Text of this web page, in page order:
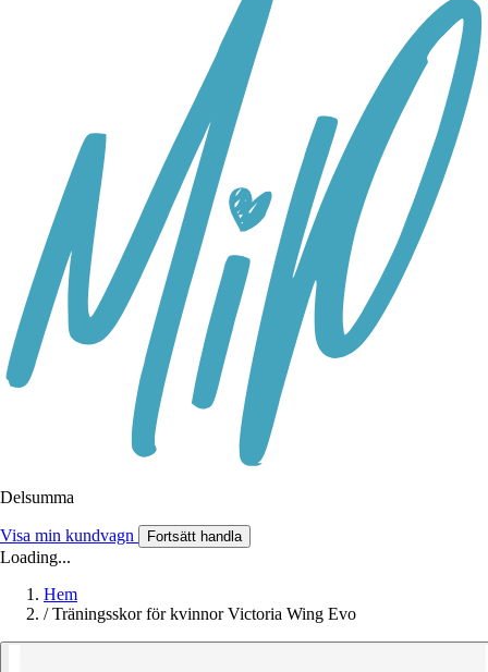
Delsumma
Visa min kundvagn Fortsätt handla
Loading...
Hem
/ Träningsskor för kvinnor Victoria Wing Evo